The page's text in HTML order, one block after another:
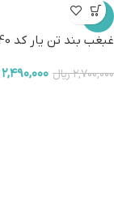
-8%
غبغب بند تن یار کد 1140 فری سایز
۲,۷۰۰,۰۰۰ریال ۲,۴۹۰,۰۰۰